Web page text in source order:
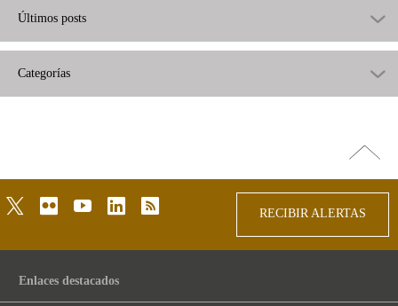
Últimos posts
Categorías
arriba
twitterflickr youtubelinkedinrss
RECIBIR ALERTAS
Enlaces destacados